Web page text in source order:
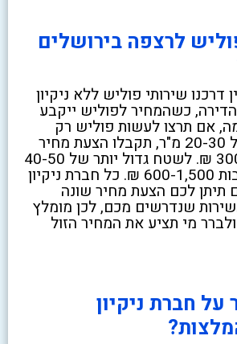
לרצפה בירושלים
דרכנו שירותי פוליש ללא ניקיון
כשהמחיר לפוליש ייקבע
אם תרצו לעשות פוליש רק
בחדר אחד בגודל 20-30 מ"ר, תקבלו הצעת מחיר
שנעה בין 300-900 ₪. לשטח גדול יותר של 40-50
מ"ר תשלמו בסיבות 600-1,500 ₪. כל חברת ניקיון
תיתן לכם הצעת מחיר שונה
שנדרשים מכם, לכן מומלץ
מי תציע את המחיר הזול
חברת ניקיון